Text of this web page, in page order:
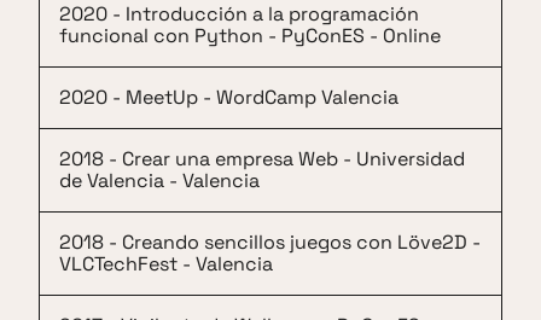
2020 - Introducción a la programación
funcional con Python - PyConES - Online
2020 - MeetUp - WordCamp Valencia
2018 - Crear una empresa Web - Universidad
de Valencia - Valencia
2018 - Creando sencillos juegos con Löve2D -
VLCTechFest - Valencia